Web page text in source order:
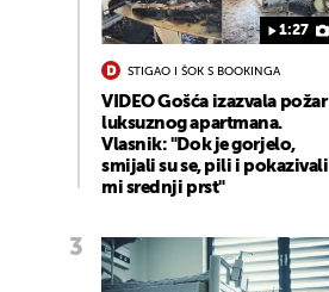
1:27
STIGAO I ŠOK S BOOKINGA
VIDEO Gošća izazvala požar
luksuznog apartmana.
Vlasnik: "Dok je gorjelo,
smijali su se, pili i pokazivali
mi srednji prst"